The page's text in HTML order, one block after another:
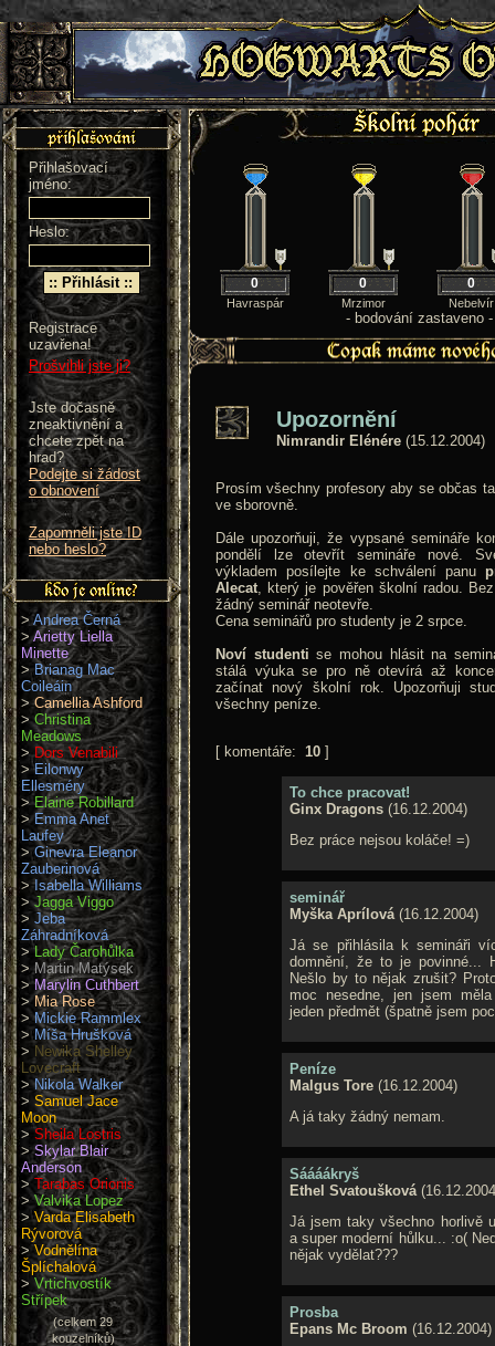
Přihlašovací
jméno:
Heslo:
Registrace
uzavřena!
Prošvihli jste ji?
Jste dočasně
zneaktivnění a
chcete zpět na
hrad?
Podejte si žádost
o obnovení
Zapomněli jste ID
nebo heslo?
>Andrea Černá
>Arietty Liella
Minette
> Brianag Mac
Coileáin
>Camellia Ashford
>Christina
Meadows
>Dors Venabili
>Eilonwy
Ellesméry
>Elaine Robillard
>Emma Anet
Laufey
>Ginevra Eleanor
Zauberinová
>Isabella Williams
>Jagga Viggo
> Jeba
Záhradníková
>Lady Čarohůlka
>Martin Matýsek
>Marylin Cuthbert
>Mia Rose
>Mickie Rammlex
> Míša Hrušková
> Newika Shelley
Lovecraft
>Nikola Walker
> Samuel Jace
Moon
>Sheila Lostris
>Skylar Blair
Anderson
>Tarabas Orionis
>Valvika Lopez
>Varda Elisabeth
Rývorová
>Vodnělína
Šplíchalová
> Vrtichvostík
Střípek
(celkem 29
kouzelníků)
0
Havraspár
0
Mrzimor
0
Nebelvír
- bodování zastaveno -
Upozornění
Nimrandir Elénére (15.12.2004)
Prosím všechny profesory aby se občas
ve sborovně.
Dále upozorňuji, že vypsané semináře
pondělí lze otevřít semináře nové.
výkladem posílejte ke schválení panu
Alecat , který je pověřen školní radou.
žádný seminář neotevře.
Cena seminářů pro studenty je 2 srpce.
Noví studenti se mohou hlásit na
stálá výuka se pro ně otevírá až
začínat nový školní rok. Upozorňuji
všechny peníze.
[ komentáře: 10 ]
To chce pracovat!
Ginx Dragons (16.12.2004)
Bez práce nejsou koláče! =)
seminář
Myška Aprílová(16.12.2004)
Já se přihlásila k semináři
domnění, že to je povinné...
Nešlo by to nějak zrušit?
moc nesedne, jen jsem
jeden předmět (špatně jsem
Peníze
Malgus Tore (16.12.2004)
A já taky žádný nemam.
Sáááákryš
Ethel Svatoušková
Já jsem taky všechno horlivě
a super moderní hůlku... :o(
nějak vydělat???
Prosba
Epans Mc Broom (16.12.2004)